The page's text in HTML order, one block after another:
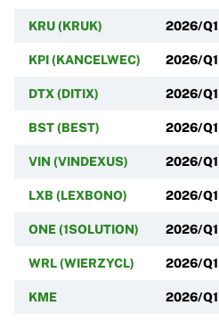
KRU (KRUK) 2026/Q1
KPI (KANCELWEC) 2026/Q1
DTX (DITIX) 2026/Q1
BST (BEST) 2026/Q1
VIN (VINDEXUS) 2026/Q1
LXB (LEXBONO) 2026/Q1
ONE (1SOLUTION) 2026/Q1
WRL (WIERZYCL) 2026/Q1
KME 2026/Q1